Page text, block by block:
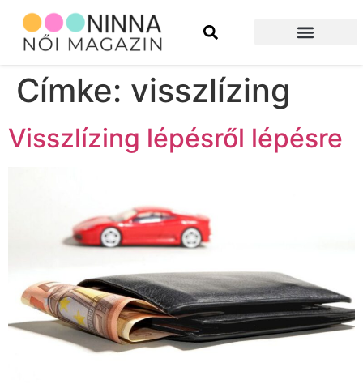
Címke: visszlízing
Visszlízing lépésről lépésre